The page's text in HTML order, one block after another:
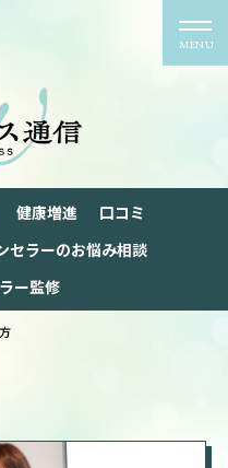
MENU
健康増進
口コミ
セラーのお悩み相談
ー監修